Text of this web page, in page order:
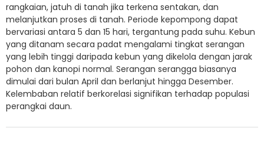
rangkaian, jatuh di tanah jika terkena sentakan, dan
melanjutkan proses di tanah. Periode kepompong dapat
bervariasi antara 5 dan 15 hari, tergantung pada suhu. Kebun
yang ditanam secara padat mengalami tingkat serangan
yang lebih tinggi daripada kebun yang dikelola dengan jarak
pohon dan kanopi normal. Serangan serangga biasanya
dimulai dari bulan April dan berlanjut hingga Desember.
Kelembaban relatif berkorelasi signifikan terhadap populasi
perangkai daun.